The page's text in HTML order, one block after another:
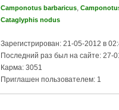
Camponotus barbaricus
Cataglyphis nodus
Зарегистрирован: 21-05-2012 в
Последний раз был на сайте: 27-
Карма: 3051
Приглашен пользователем: 1